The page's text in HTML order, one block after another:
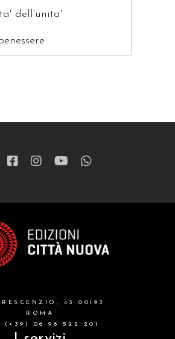
dell'unita'
cristiana e liturgia
storico
43 00193
ROMA
(+39) 06 96 522 201